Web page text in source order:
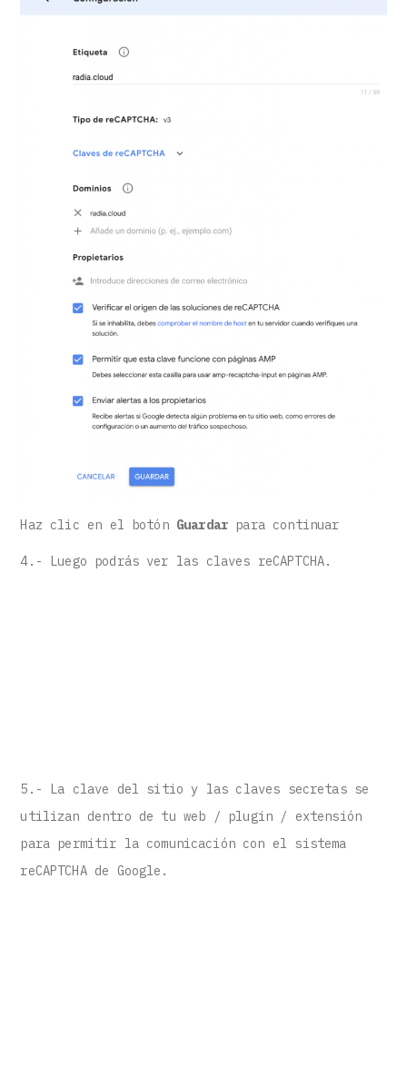
Haz clic en el botón Guardar para continuar
4.- Luego podrás ver las claves reCAPTCHA.
5.- La clave del sitio y las claves secretas se
utilizan dentro de tu web / plugin / extensión
para permitir la comunicación con el sistema
reCAPTCHA de Google.